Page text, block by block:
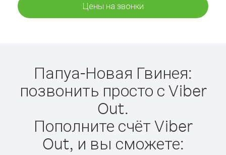
Цены на звонки
Папуа-Новая Гвинея:
позвонить просто с Viber
Out.
Пополните счёт Viber
Out, и вы сможете: